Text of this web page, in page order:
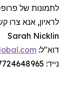
לתמונות של
לראיון, אנא צרו
Sarah Nicklin
דוא"ל:
נייד: